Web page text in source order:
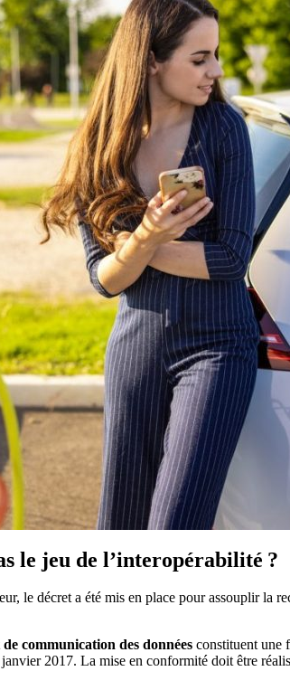
le jeu de l’interopérabilité ?
le décret a été mis en place pour assouplir la
communication des données constituent une
2017. La mise en conformité doit être